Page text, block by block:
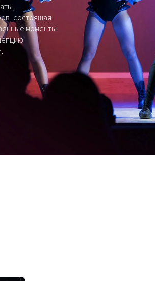
состоящая
моменты